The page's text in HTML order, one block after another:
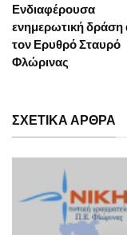
Ενδιαφέρουσα
ενημερωτική
τον Ερυθρό Σταυρό
Φλώρινας
ΣΧΕΤΙΚΑ ΑΡΘΡΑ